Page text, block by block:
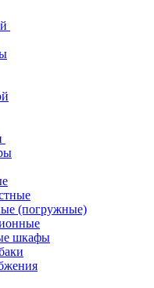
(погружные)
шкафы